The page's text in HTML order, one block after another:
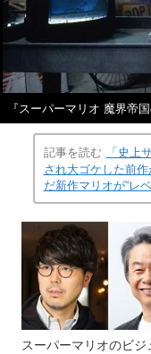
『スーパーマリオ 魔界帝
記事を読む
「史上
され大ゴケした前
だ新作マリオが“レ
スーパーマリオのビジ